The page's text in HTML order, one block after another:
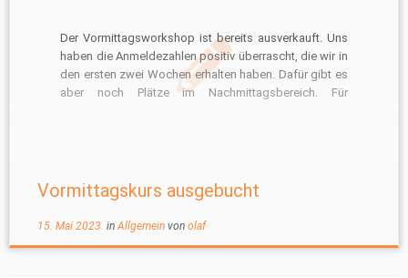
Der Vormittagsworkshop ist bereits ausverkauft. Uns
haben die Anmeldezahlen positiv überrascht, die wir in
den ersten zwei Wochen erhalten haben. Dafür gibt es
aber noch Plätze im Nachmittagsbereich. Für
Vormittagskurs ausgebucht
15. Mai 2023 inAllgemein von olaf